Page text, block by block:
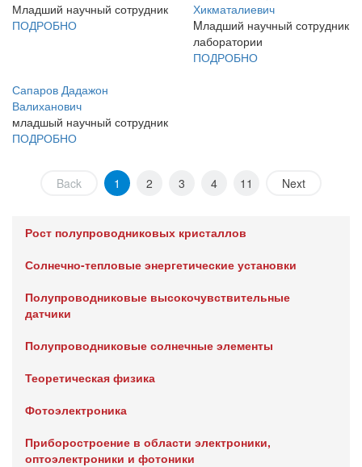
Младший научный сотрудник
ПОДРОБНО
Хикматалиевич
Mладший научный сотрудник
лаборатории
ПОДРОБНО
Сапаров Дадажон
Валиханович
младшый научный сотрудник
ПОДРОБНО
Back 1 2 3 4 11 Next
Рост полупроводниковых кристаллов
Солнечно-тепловые энергетические установки
Полупроводниковые высокочувствительные
датчики
Полупроводниковые солнечные элементы
Теоретическая физика
Фотоэлектроника
Приборостроение в области электроники,
оптоэлектроники и фотоники